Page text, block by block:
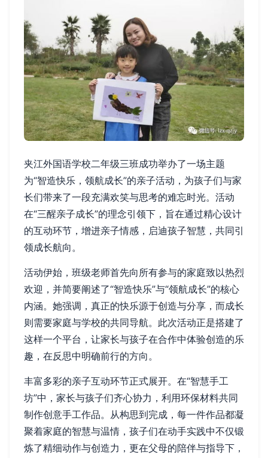
夹江外国语学校二年级三班成功举办了一场主题
为“智造快乐，领航成长”的亲子活动，为孩子们与家
长们带来了一段充满欢笑与思考的难忘时光。活动
在“三醒亲子成长”的理念引领下，旨在通过精心设计
的互动环节，增进亲子情感，启迪孩子智慧，共同引
领成长航向。
活动伊始，班级老师首先向所有参与的家庭致以热烈
欢迎，并简要阐述了“智造快乐”与“领航成长”的核心
内涵。她强调，真正的快乐源于创造与分享，而成长
则需要家庭与学校的共同导航。此次活动正是搭建了
这样一个平台，让家长与孩子在合作中体验创造的乐
趣，在反思中明确前行的方向。
丰富多彩的亲子互动环节正式展开。在“智慧手工
坊”中，家长与孩子们齐心协力，利用环保材料共同
制作创意手工作品。从构思到完成，每一件作品都凝
聚着家庭的智慧与温情，孩子们在动手实践中不仅锻
炼了精细动作与创造力，更在父母的陪伴与指导下，